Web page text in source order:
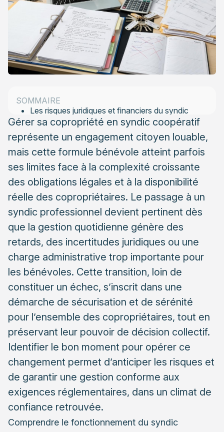
Gérer sa copropriété en syndic coopératif
représente un engagement citoyen louable,
mais cette formule bénévole atteint parfois
ses limites face à la complexité croissante
des obligations légales et à la disponibilité
réelle des copropriétaires. Le passage à un
syndic professionnel devient pertinent dès
que la gestion quotidienne génère des
retards, des incertitudes juridiques ou une
charge administrative trop importante pour
les bénévoles. Cette transition, loin de
constituer un échec, s’inscrit dans une
démarche de sécurisation et de sérénité
pour l’ensemble des copropriétaires, tout en
préservant leur pouvoir de décision collectif.
Identifier le bon moment pour opérer ce
changement permet d’anticiper les risques et
de garantir une gestion conforme aux
exigences réglementaires, dans un climat de
confiance retrouvée.
Comprendre le fonctionnement du syndic
SOMMAIRE
et ses limites structurelles
Les responsabilités légales du président de
conseil syndical
Les difficultés fréquentes de mobilisation des
copropriétaires
recours à un professionnel
Les risques juridiques et financiers du syndic
bénévole
Les erreurs courantes en matière de
gouvernance
Les garanties et avantages concrets du syndic
professionnel
L’optimisation budgétaire et la gestion du fonds
travaux
La sérénité retrouvée pour les copropriétaires
Organiser la transition vers un syndic professionnel
en toute sérénité
Les étapes pratiques du changement de syndic
Maintenir le lien et le contrôle démocratique